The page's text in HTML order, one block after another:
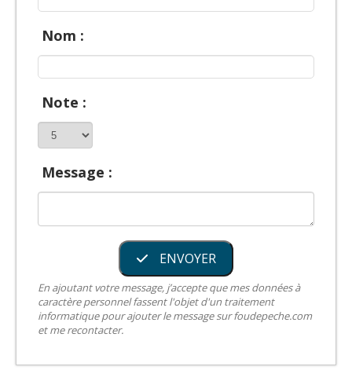
Nom :
Note :
Message :
ENVOYER
En ajoutant votre message, j’accepte que mes données à
caractère personnel fassent l'objet d'un traitement
informatique pour ajouter le message sur foudepeche.com
et me recontacter.